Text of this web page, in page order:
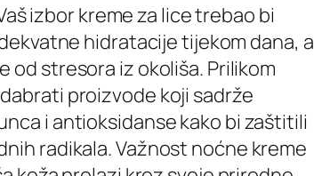
izbor kreme za lice trebao bi
hidratacije tijekom dana, a
stresora iz okoliša. Prilikom
proizvode koji sadrže
i antioksidanse kako bi zaštitili
radikala. Važnost noćne kreme